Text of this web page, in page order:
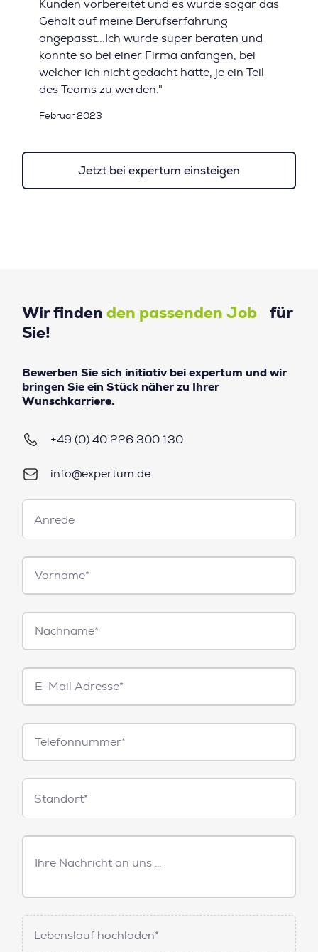
Kunden vorbereitet und es wurde sogar das
Gehalt auf meine Berufserfahrung
angepasst...Ich wurde super beraten und
konnte so bei einer Firma anfangen, bei
welcher ich nicht gedacht hätte, je ein Teil
des Teams zu werden."
Februar 2023
Jetzt bei expertum einsteigen
Wir finden den passenden Job für
Sie!
Bewerben Sie sich initiativ bei expertum und wir
bringen Sie ein Stück näher zu Ihrer
Wunschkarriere.
+49 (0) 40 226 300 130
info@expertum.de
Anrede
Anrede
Vorname*
Nachname*
E-
Mail*
Telefonnummer
Standorte
Standort*
Freitext
Nachricht
Lebenslauf hochladen*